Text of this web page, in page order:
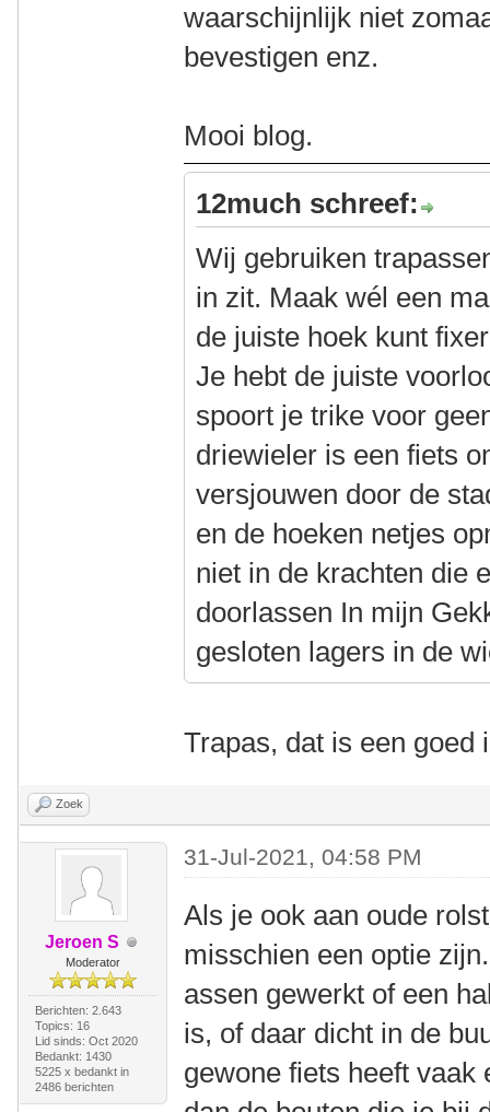
waarschijnlijk niet
bevestigen enz.
Mooi blog.
12much schreef:
Wij gebruiken
in zit. Maak wél een
de juiste hoek kunt
Je hebt de juiste
spoort je trike voor
driewieler is een fiets
versjouwen door de
en de hoeken netjes
niet in de krachten die
doorlassen In mijn
gesloten lagers in de
Trapas, dat is een goed
Zoek
Jeroen S
Moderator
Berichten: 2.643
Topics: 16
Lid sinds: Oct 2020
Bedankt: 1430
5225 x bedankt in
2486 berichten
31-Jul-2021, 04:58 PM
Als je ook aan oude
misschien een optie
assen gewerkt of een
is, of daar dicht in de
gewone fiets heeft vaak